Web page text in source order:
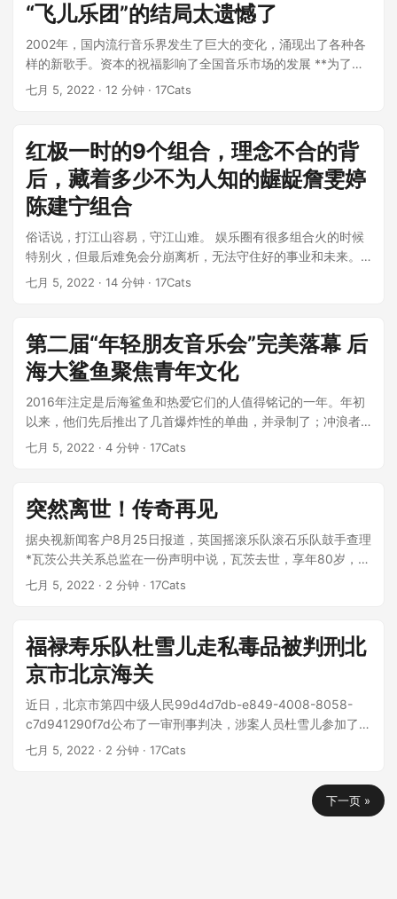
“飞儿乐团”的结局太遗憾了
2002年，国内流行音乐界发生了巨大的变化，涌现出了各种各
样的新歌手。资本的祝福影响了全国音乐市场的发展 **为了兴
趣，许多音乐家不顾原则底线...
七月 5, 2022 · 12 分钟 · 17Cats
红极一时的9个组合，理念不合的背
后，藏着多少不为人知的龌龊詹雯婷
陈建宁组合
俗话说，打江山容易，守江山难。 娱乐圈有很多组合火的时候
特别火，但最后难免会分崩离析，无法守住好的事业和未来。
至于拆伙的原因，不要问，问是思想...
七月 5, 2022 · 14 分钟 · 17Cats
第二届“年轻朋友音乐会”完美落幕 后
海大鲨鱼聚焦青年文化
2016年注定是后海鲨鱼和热爱它们的人值得铭记的一年。年初
以来，他们先后推出了几首爆炸性的单曲，并录制了；冲浪者
冒险”；新专辑《放荡不羁》和...
七月 5, 2022 · 4 分钟 · 17Cats
突然离世！传奇再见
据央视新闻客户8月25日报道，英国摇滚乐队滚石乐队鼓手查理
*瓦茨公共关系总监在一份声明中说，瓦茨去世，享年80岁，
**瓦茨于24日早些时候在...
七月 5, 2022 · 2 分钟 · 17Cats
福禄寿乐队杜雪儿走私毒品被判刑北
京市北京海关
近日，北京市第四中级人民99d4d7db-e849-4008-8058-
c7d941290f7d公布了一审刑事判决，涉案人员杜雪儿参加了乐
队...
七月 5, 2022 · 2 分钟 · 17Cats
下一页 »